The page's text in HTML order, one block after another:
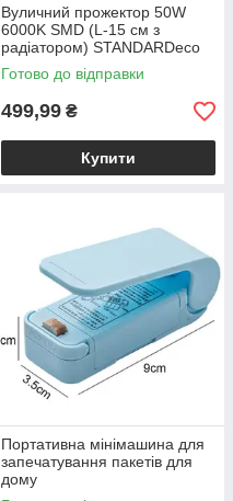
Вуличний прожектор 50W
6000K SMD (L-15 см з
радіатором) STANDARDeco
ТМ LUMANO
Готово до відправки
499,99 ₴
Купити
Портативна мінімашина для
запечатування пакетів для
дому